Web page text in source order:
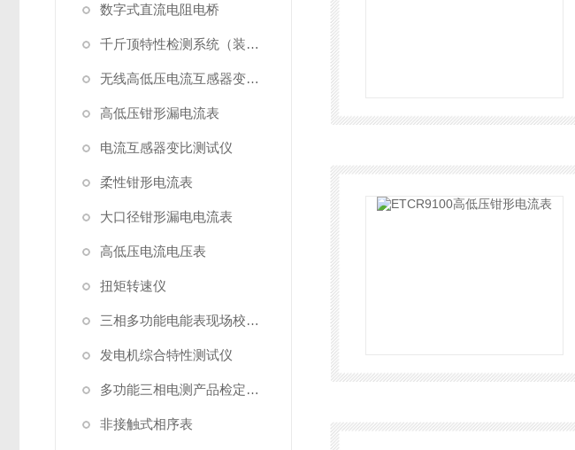
数字式直流电阻电桥
千斤顶特性检测系统（装置）
无线高低压电流互感器变比测试仪
高低压钳形漏电流表
电流互感器变比测试仪
柔性钳形电流表
大口径钳形漏电电流表
高低压电流电压表
扭矩转速仪
三相多功能电能表现场校验仪
发电机综合特性测试仪
多功能三相电测产品检定装置
非接触式相序表